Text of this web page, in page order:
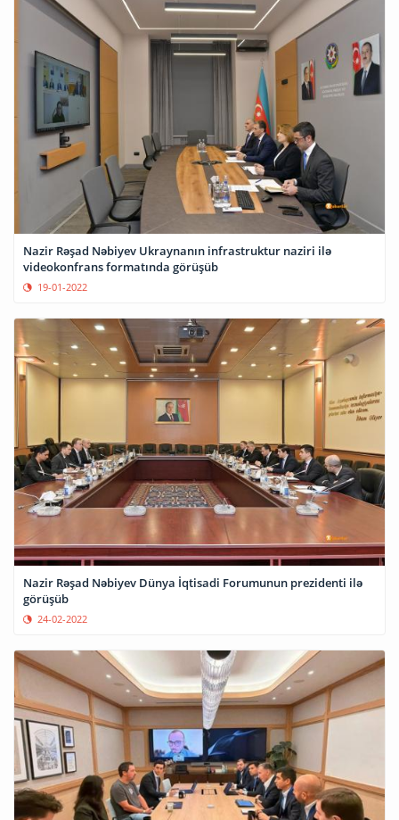
Nazir Rəşad Nəbiyev Ukraynanın infrastruktur naziri ilə
videokonfrans formatında görüşüb
19-01-2022
Nazir Rəşad Nəbiyev Dünya İqtisadi Forumunun prezidenti ilə
görüşüb
24-02-2022